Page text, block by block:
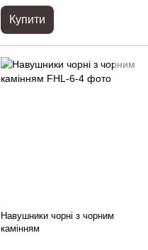
Купити
Навушники чорні з чорним
камінням